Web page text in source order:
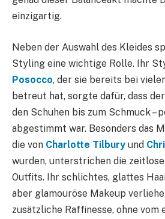
einzigartig.
Neben der Auswahl des Kleides
Styling eine wichtige Rolle. Ihr
Posocco, der sie bereits bei
betreut hat, sorgte dafür, dass
den Schuhen bis zum Schmuck –
abgestimmt war. Besonders das
die von Charlotte Tilbury und
wurden, unterstrichen die
Outfits. Ihr schlichtes, glattes
aber glamouröse Makeup
zusätzliche Raffinesse, ohne vom